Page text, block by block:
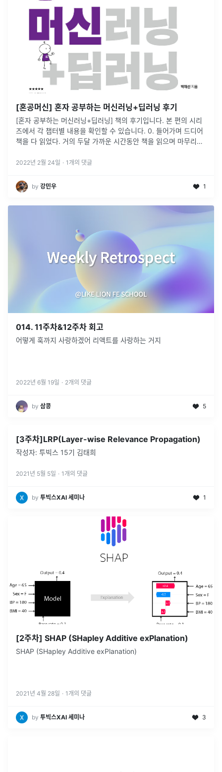
[혼공머신] 혼자 공부하는 머신러닝+딥러닝 후기
[혼자 공부하는 머신러닝+딥러닝] 책의 후기입니다. 본 편의 시리
즈에서 각 챕터별 내용을 확인할 수 있습니다. 0. 들어가며 드디어
책을 다 읽었다. 거의 두달 가까운 시간동안 책을 읽으며 마무리지
2022년 2월 24일 · 1 개의 댓글
by 강민우 1
014. 11주차&12주차 회고
어떻게 훅까지 사랑하겠어 리액트를 사랑하는 거지
2022년 6월 19일 · 2개의 댓글
by 삼콩 5
[3주차]LRP(Layer-wise Relevance Propagation)
작성자: 투빅스 15기 김태희
2021년 5월 5일 · 1 개의 댓글
by 투빅스XAI 세미나 1
[2주차] SHAP (SHapley Additive exPlanation)
SHAP (SHapley Additive exPlanation)
2021년 4월 28일 · 1 개의 댓글
by 투빅스XAI 세미나 3